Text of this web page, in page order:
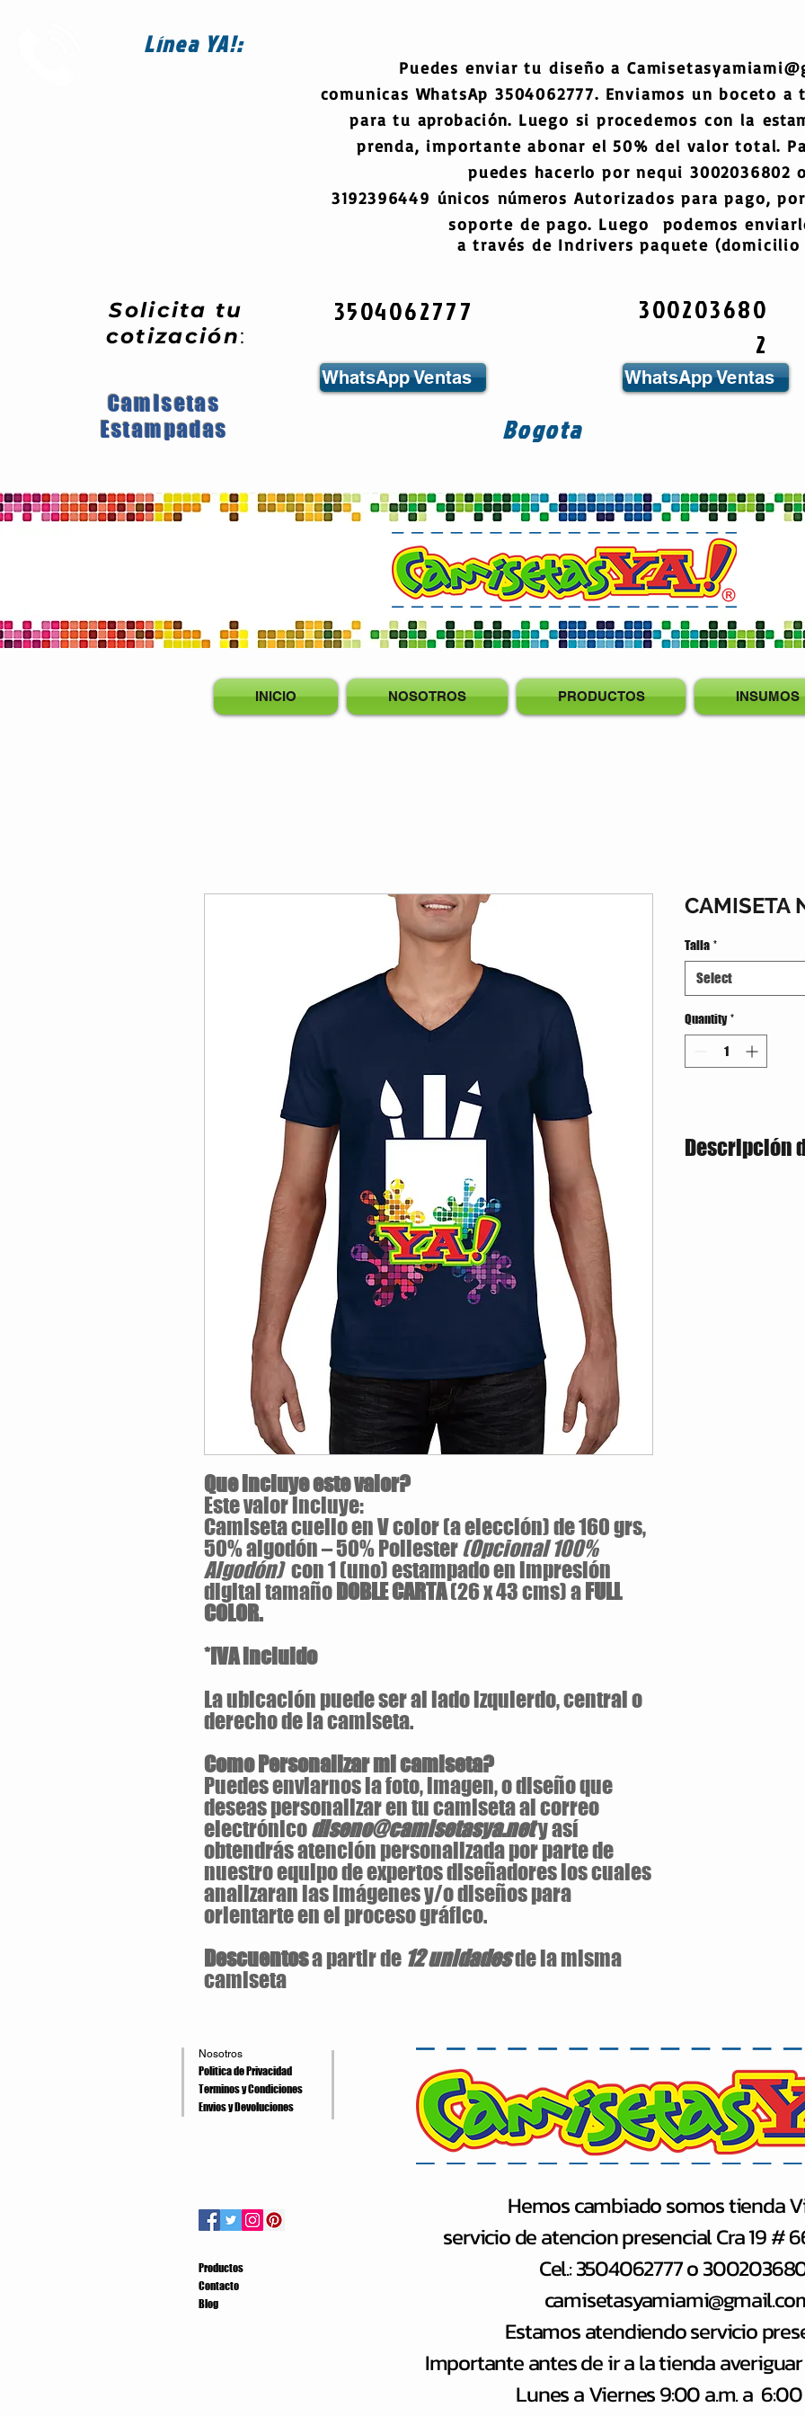
LíneaYA!:
Solicita tu
cotización:
Camisetas
Estampadas
Puedes enviar tu diseño a
comunicas WhatsAp 3504062777. Enviamos un boceto
para tu aprobación. Luego si procedemos con la
prenda, importante abonar el 50% del valor total.
puedes hacerlo por nequi 3002036802
3192396449 únicos números Autorizados para pago,
soporte de pago. Luego podemos
a través de Indrivers paquete (domicilio
3504062777
WhatsApp Ventas
Bogota
300203680
2
WhatsApp Ventas
INICIO NOSOTROS PRODUCTOS INSUMOS
Que incluye este valor?
Este valor incluye:
Camiseta cuello en V color (a elección) de 160 grs,
50% algodón – 50% Poliester(Opcional 100%
Algodón)con 1 (uno) estampado en impresión
digital tamaño DOBLE CARTA(26 x 43 cms) a FULL
COLOR.
*IVA incluido
La ubicación puede ser al lado izquierdo, central o
derecho de la camiseta.
Como Personalizar mi camiseta?
Puedes enviarnos la foto, imagen, o diseño que
deseas personalizar en tu camiseta al correo
electrónicodiseno@camisetasya.nety así
obtendrás atención personalizada por parte de
nuestro equipo de expertos diseñadores los cuales
analizaran las imágenes y/o diseños para
orientarte en el proceso gráfico.
Descuentosa partir de 12 unidadesde la misma
camiseta
CAMISETA
Talla *
Select
Quantity *
Descripción
160 gramos / 50%
Nosotros
Politica de Privacidad
Terminos y Condiciones
Envios y Devoluciones
Productos
Contacto
Blog
Hemos cambiado somos tienda
servicio de atencion presencial Cra 19 #
Cel.: 3504062777 o
Estamos atendiendo servicio
Importante antes de ir a la tienda
Lunes a Viernes 9:00 a.m. a 6:00